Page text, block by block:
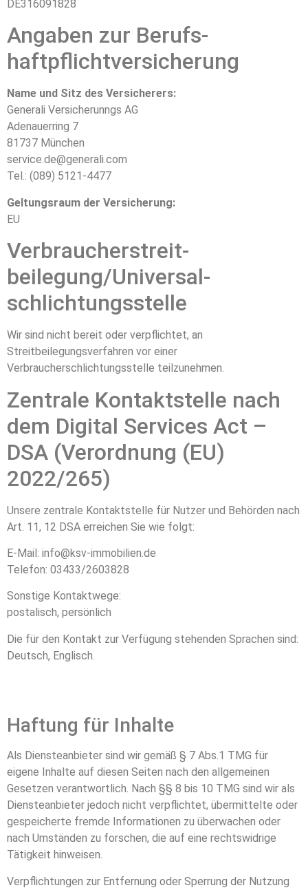
DE316091828
Angaben zur Berufs­
haftpflicht­versicherung
Name und Sitz des Versicherers:
Generali Versicherunngs AG
Adenauerring 7
81737 München
service.de@generali.com
Tel.: (089) 5121-4477
Geltungsraum der Versicherung:
EU
Verbraucher­streit­
beilegung/Universal­
schlichtungs­stelle
Wir sind nicht bereit oder verpflichtet, an
Streitbeilegungsverfahren vor einer
Verbraucherschlichtungsstelle teilzunehmen.
Zentrale Kontaktstelle nach
dem Digital Services Act –
DSA (Verordnung (EU)
2022/265)
Unsere zentrale Kontaktstelle für Nutzer und Behörden nach
Art. 11, 12 DSA erreichen Sie wie folgt:
E-Mail: info@ksv-immobilien.de
Telefon: 03433/2603828
Sonstige Kontaktwege:
postalisch, persönlich
Die für den Kontakt zur Verfügung stehenden Sprachen sind:
Deutsch, Englisch.
Haftung für Inhalte
Als Diensteanbieter sind wir gemäß § 7 Abs.1 TMG für
eigene Inhalte auf diesen Seiten nach den allgemeinen
Gesetzen verantwortlich. Nach §§ 8 bis 10 TMG sind wir als
Diensteanbieter jedoch nicht verpflichtet, übermittelte oder
gespeicherte fremde Informationen zu überwachen oder
nach Umständen zu forschen, die auf eine rechtswidrige
Tätigkeit hinweisen.
Verpflichtungen zur Entfernung oder Sperrung der Nutzung